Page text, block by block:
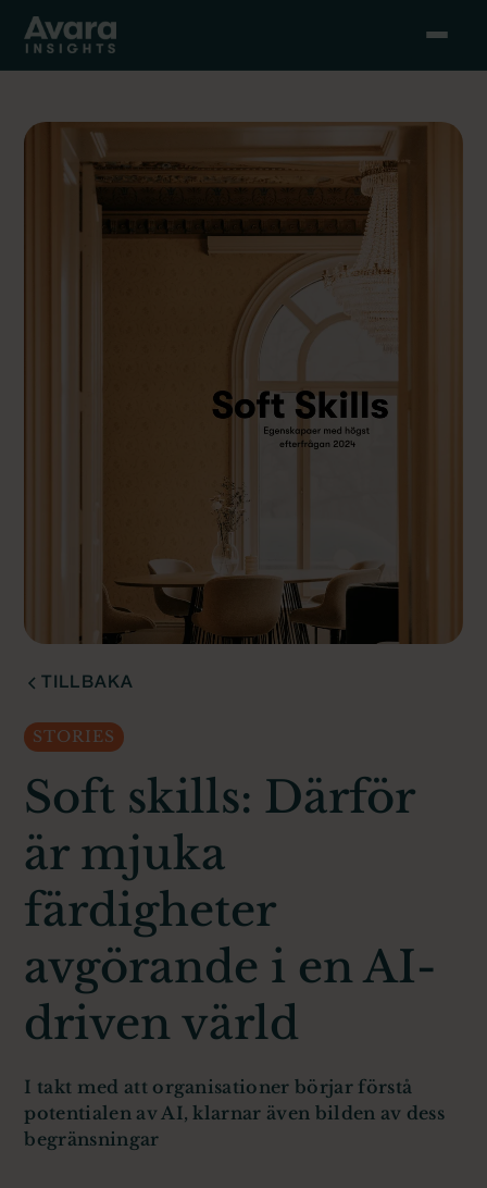
TILLBAKA
STORIES
Soft skills: Därför
är mjuka
färdigheter
avgörande i en AI-
driven värld
I takt med att organisationer börjar förstå
potentialen av AI, klarnar även bilden av dess
begränsningar